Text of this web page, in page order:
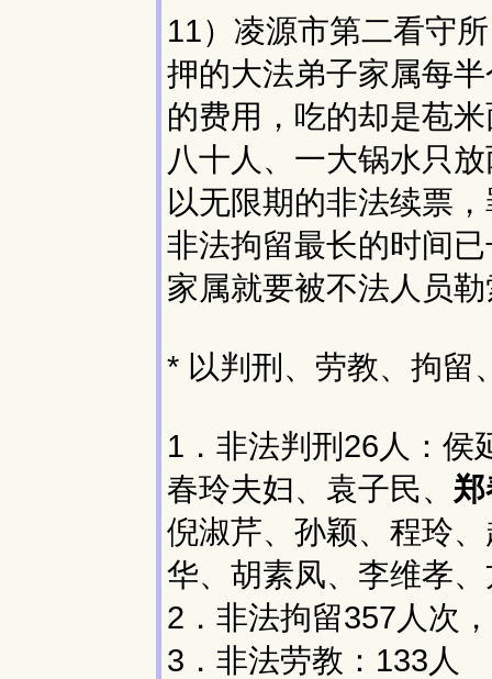
11）凌源市第二看守
押的大法弟子家属每
的费用，吃的却是苞
八十人、一大锅水只
以无限期的非法续票
非法拘留最长的时间
家属就要被不法人员
* 以判刑、劳教、拘留
1．非法判刑26人：侯
春玲夫妇、袁子民、
倪淑芹、孙颖、程玲
华、胡素凤、李维孝
2．非法拘留357人次
3．非法劳教：133人